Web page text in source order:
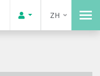
ZH